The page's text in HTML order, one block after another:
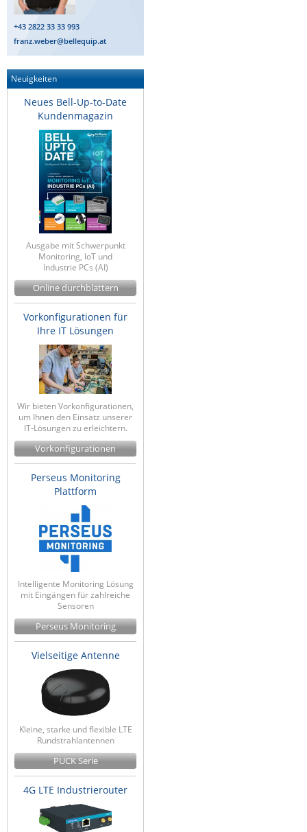
SIRIO Antenne
Sunbird
Tactical Software
TEKTELIC
Teltonika
Unwired Networks
Vision
WATTECO
Westermo
Yuasa
ZPE Systems
News zu unseren Herstellern
+43 2822 33 33 993
franz.weber@bellequip.at
Neuigkeiten
Neues Bell-Up-to-Date
Kundenmagazin
Ausgabe mit Schwerpunkt
Monitoring, IoT und
Industrie PCs (AI)
Online durchblättern
Vorkonfigurationen für
Ihre IT Lösungen
Wir bieten Vorkonfigurationen,
um Ihnen den Einsatz unserer
IT-Lösungen zu erleichtern.
Vorkonfigurationen
Perseus Monitoring
Plattform
Intelligente Monitoring Lösung
mit Eingängen für zahlreiche
Sensoren
Perseus Monitoring
Vielseitige Antenne
Kleine, starke und flexible LTE
Rundstrahlantennen
PUCK Serie
4G LTE Industrierouter